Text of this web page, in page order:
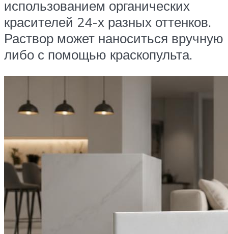
использованием органических
красителей 24-х разных оттенков.
Раствор может наноситься вручную
либо с помощью краскопульта.